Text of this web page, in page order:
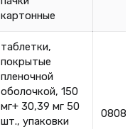
картонные
таблетки,
покрытые
пленочной
оболочкой, 150
мг+ 30,39 мг 50
шт., упаковки
080825